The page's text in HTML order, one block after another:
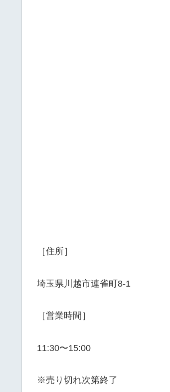
［住所］
埼玉県川越市連雀町8-1
［営業時間］
11:30〜15:00
※売り切れ次第終了